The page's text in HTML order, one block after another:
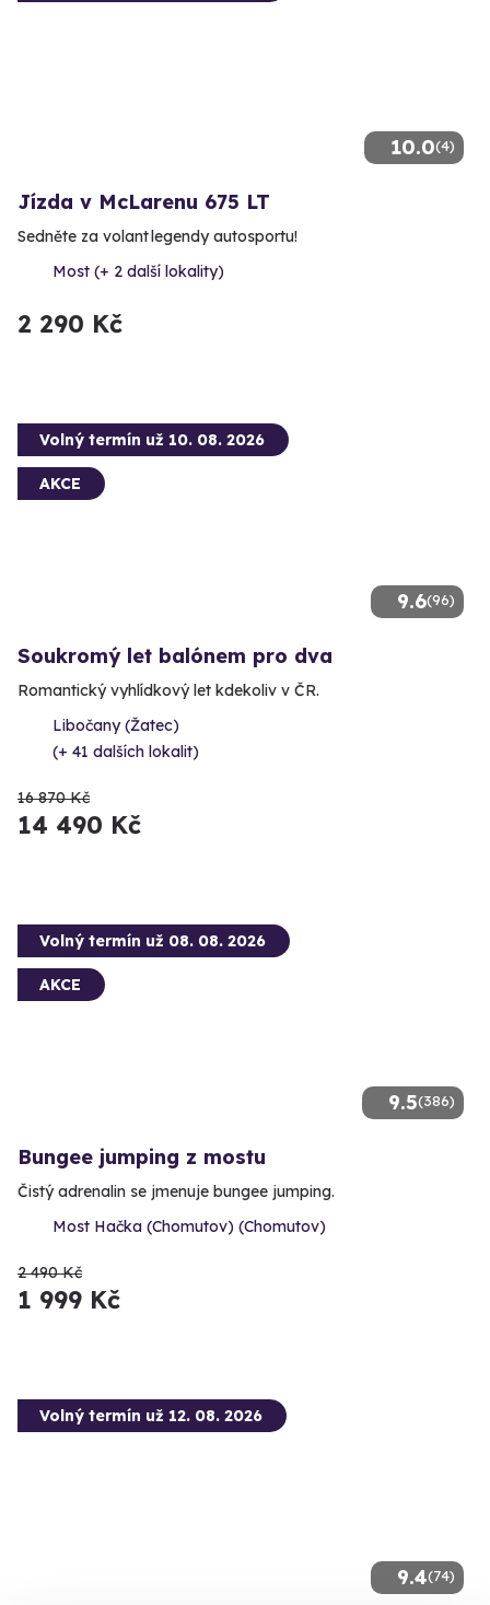
10.0(4)
Jízda v McLarenu 675 LT
Sedněte za volant legendy autosportu!
Most (+ 2 další lokality)
2 290 Kč
9.6(96)
Volný termín už 10. 08. 2026
AKCE
Soukromý let balónem pro dva
Romantický vyhlídkový let kdekoliv v ČR.
Libočany (Žatec)
(+ 41 dalších lokalit)
16 870 Kč
14 490 Kč
9.5(386)
Volný termín už 08. 08. 2026
AKCE
Bungee jumping z mostu
Čistý adrenalin se jmenuje bungee jumping.
Most Hačka (Chomutov) (Chomutov)
2 490 Kč
1 999 Kč
9.4(74)
Volný termín už 12. 08. 2026